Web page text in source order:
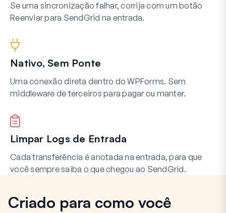
Se uma sincronização falhar, corrija com um botão
Reenviar para SendGrid na entrada.
Nativo, Sem Ponte
Uma conexão direta dentro do WPForms. Sem
middleware de terceiros para pagar ou manter.
Limpar Logs de Entrada
Cada transferência é anotada na entrada, para que
você sempre saiba o que chegou ao SendGrid.
Criado para como você